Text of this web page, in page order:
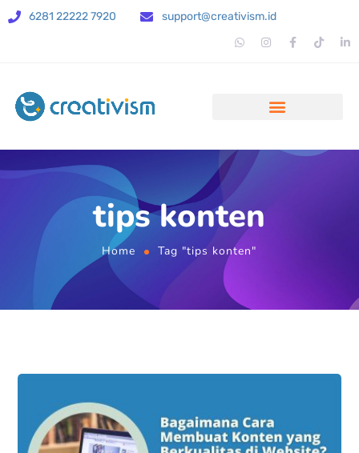
6281 22222 7920 support@creativism.id
tips konten
Home Tag "tips konten"